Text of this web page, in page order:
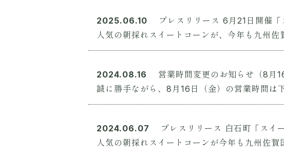
2025.06.10 プレスリリース 6月21日開催「
人気の朝採れスイートコーンが、今年も九州
2024.08.16
営業時間変更のお知らせ（8月
誠に勝手ながら、8月16日（金）の営業時間
2024.06.07 プレスリリース 白石町「スイ
人気の朝採れスイートコーンが今年も九州佐